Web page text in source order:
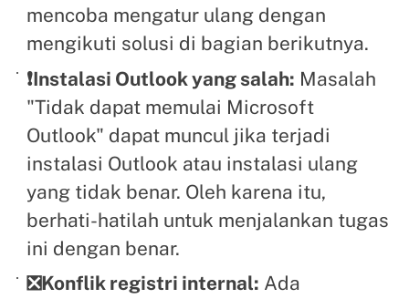
mencoba mengatur ulang dengan
mengikuti solusi di bagian berikutnya.
❗Instalasi Outlook yang salah: Masalah
"Tidak dapat memulai Microsoft
Outlook" dapat muncul jika terjadi
instalasi Outlook atau instalasi ulang
yang tidak benar. Oleh karena itu,
berhati-hatilah untuk menjalankan tugas
ini dengan benar.
❎Konflik registri internal: Ada